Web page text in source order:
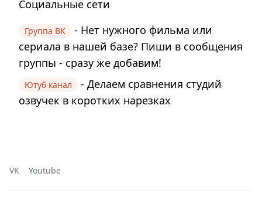
Социальные сети
Группа ВК
- Нет нужного фильма или
сериала в нашей базе? Пиши в сообщения
группы - сразу же добавим!
Ютуб канал
- Делаем сравнения студий
озвучек в коротких нарезках
VK Youtube